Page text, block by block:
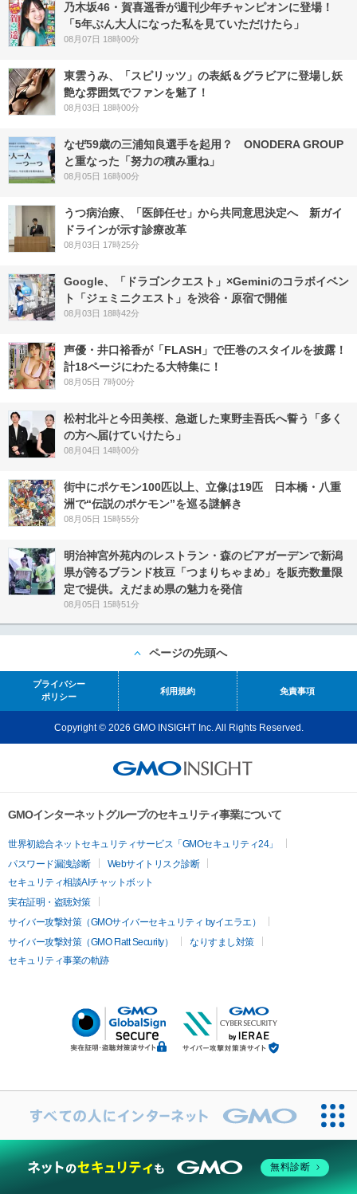
乃木坂46・賀喜遥香が週刊少年チャンピオンに登場！
「5年ぶん大人になった私を見ていただけたら」
08月07日 18時00分
東雲うみ、「スピリッツ」の表紙＆グラビアに登場し妖
艶な雰囲気でファンを魅了！
08月03日 18時00分
なぜ59歳の三浦知良選手を起用？ ONODERA GROUP
と重なった「努力の積み重ね」
08月05日 16時00分
うつ病治療、「医師任せ」から共同意思決定へ 新ガイ
ドラインが示す診療改革
08月03日 17時25分
Google、「ドラゴンクエスト」×Geminiのコラボイベン
ト「ジェミニクエスト」を渋谷・原宿で開催
08月03日 18時42分
声優・井口裕香が「FLASH」で圧巻のスタイルを披露！
計18ページにわたる大特集に！
08月05日 7時00分
松村北斗と今田美桜、急逝した東野圭吾氏へ誓う「多く
の方へ届けていけたら」
08月04日 14時00分
街中にポケモン100匹以上、立像は19匹 日本橋・八重
洲で“伝説のポケモン”を巡る謎解き
08月05日 15時55分
明治神宮外苑内のレストラン・森のビアガーデンで新潟
県が誇るブランド枝豆「つまりちゃまめ」を販売数量限
定で提供。えだまめ県の魅力を発信
08月05日 15時51分
ページの先頭へ
プライバシー
ポリシー
利用規約 免責事項
Copyright © 2026 GMO INSIGHT Inc. All Rights Reserved.
GMOインターネットグループのセキュリティ事業について
世界初総合ネットセキュリティサービス「GMOセキュリティ24」
パスワード漏洩診断
Webサイトリスク診断
セキュリティ相談AIチャットボット
実在証明・盗聴対策
サイバー攻撃対策（GMOサイバーセキュリティ byイエラエ）
サイバー攻撃対策（GMO Flatt Security）
なりすまし対策
セキュリティ事業の軌跡
無料診断